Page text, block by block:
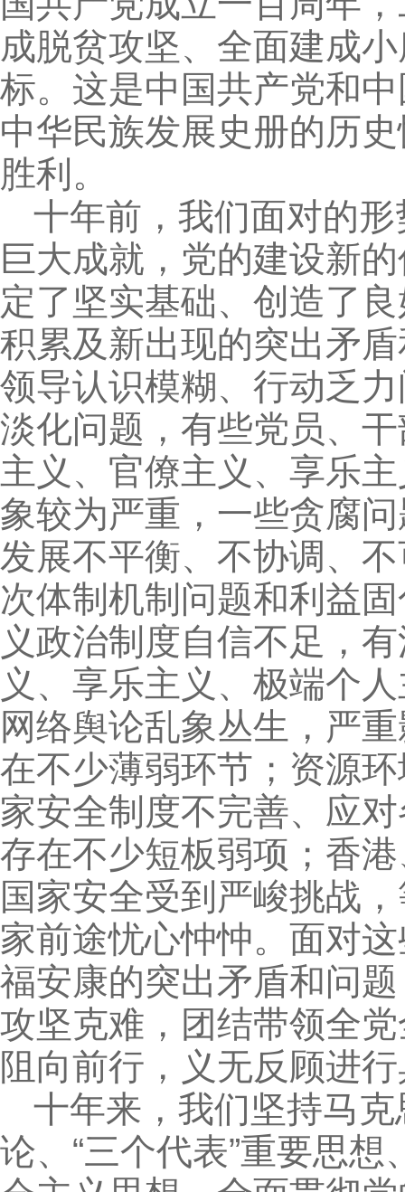
成脱贫攻坚、全面建成
标。这是中国共产党和
中华民族发展史册的历
胜利。
十年前，我们面对的
巨大成就，党的建设新
定了坚实基础、创造了
积累及新出现的突出矛
领导认识模糊、行动乏
淡化问题，有些党员、
主义、官僚主义、享乐
象较为严重，一些贪腐
发展不平衡、不协调、
次体制机制问题和利益
义政治制度自信不足，
义、享乐主义、极端个
网络舆论乱象丛生，严
在不少薄弱环节；资源
家安全制度不完善、应
存在不少短板弱项；香
国家安全受到严峻挑战
家前途忧心忡忡。面对
福安康的突出矛盾和问
攻坚克难，团结带领全
阻向前行，义无反顾进
十年来，我们坚持马
论、“三个代表”重要思